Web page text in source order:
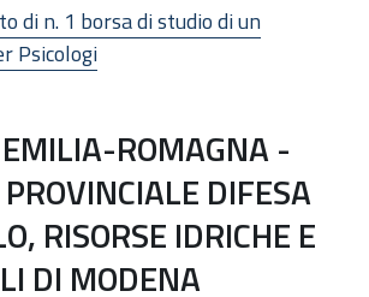
di n. 1 borsa di studio di un
Psicologi
ROMAGNA -
DIFESA
RISORSE IDRICHE E
DI MODENA